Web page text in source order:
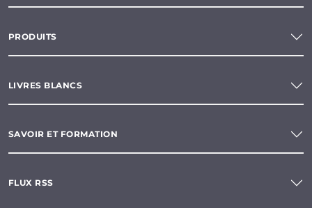
PRODUITS
LIVRES BLANCS
SAVOIR ET FORMATION
FLUX RSS